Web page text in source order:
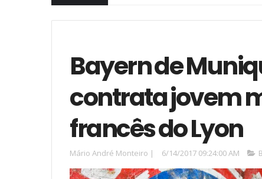
Bayern de
contrata jovem
francês do Lyon
Mário André Monteiro | 6/14/2017 09:24:00 AM